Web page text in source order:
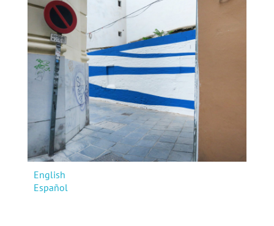
English
Español